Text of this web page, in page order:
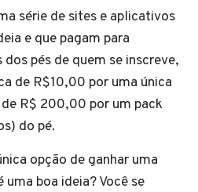
série de sites e aplicativos
e que pagam para
pés de quem se inscreve,
de R$10,00 por uma única
R$ 200,00 por um pack
do pé.
opção de ganhar uma
uma boa ideia? Você se